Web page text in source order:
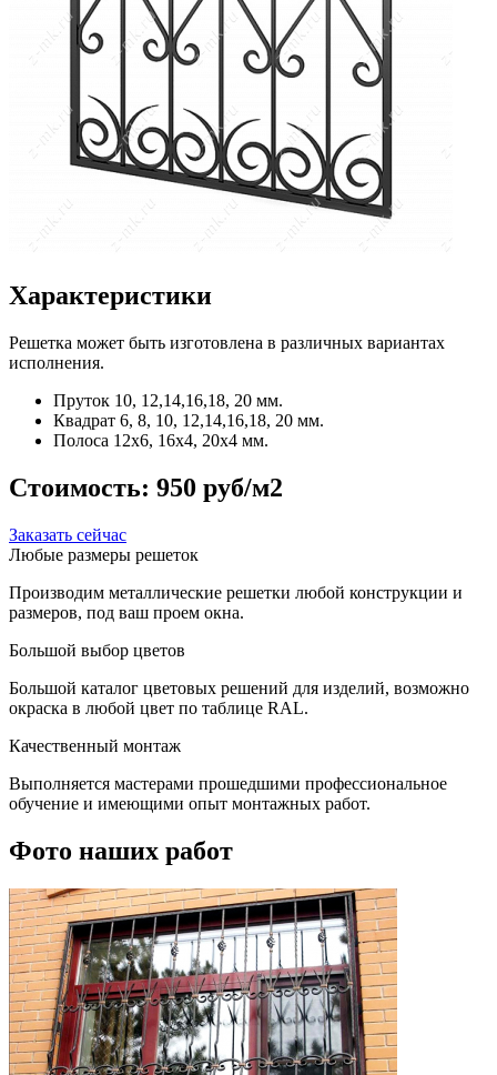
Характеристики
Решетка может быть изготовлена в различных вариантах
исполнения.
Пруток 10, 12,14,16,18, 20 мм.
Квадрат 6, 8, 10, 12,14,16,18, 20 мм.
Полоса 12x6, 16x4, 20x4 мм.
Стоимость: 950 руб/м2
Заказать сейчас
Любые размеры решеток
Производим металлические решетки любой конструкции и
размеров, под ваш проем окна.
Большой выбор цветов
Большой каталог цветовых решений для изделий, возможно
окраска в любой цвет по таблице RAL.
Качественный монтаж
Выполняется мастерами прошедшими профессиональное
обучение и имеющими опыт монтажных работ.
Фото наших работ